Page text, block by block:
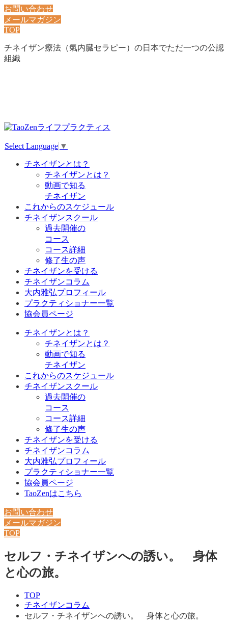
お問い合わせ
メールマガジン
TOP
チネイザン療法（氣内臓セラピー）の日本でただ一つの公認
組織
Select Language ▼
チネイザンとは？
チネイザンとは？
動画で知る
チネイザン
これからのスケジュール
チネイザンスクール
過去開催の
コース
コース詳細
修了生の声
チネイザンを受ける
チネイザンコラム
大内雅弘プロフィール
プラクティショナー一覧
協会員ページ
チネイザンとは？
チネイザンとは？
動画で知る
チネイザン
これからのスケジュール
チネイザンスクール
過去開催の
コース
コース詳細
修了生の声
チネイザンを受ける
チネイザンコラム
大内雅弘プロフィール
プラクティショナー一覧
協会員ページ
TaoZenはこちら
お問い合わせ
メールマガジン
TOP
セルフ・チネイザンへの誘い。 身体
と心の旅。
TOP
チネイザンコラム
セルフ・チネイザンへの誘い。 身体と心の旅。